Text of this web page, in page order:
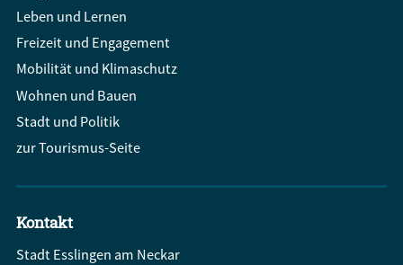
Leben und Lernen
Freizeit und Engagement
Mobilität und Klimaschutz
Wohnen und Bauen
Stadt und Politik
zur Tourismus-Seite
Kontakt
Stadt Esslingen am Neckar